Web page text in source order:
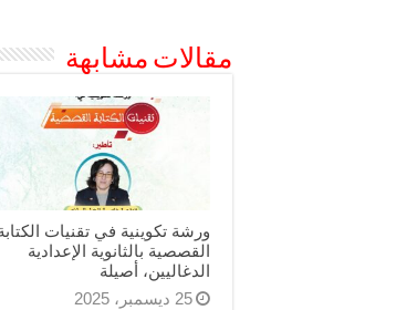
مقالات مشابهة
ورشة تكوينية في تقنيات
القصصية بالثانوية الإعدادية
الدغاليين، أصيلة
25 ديسمبر، 2025